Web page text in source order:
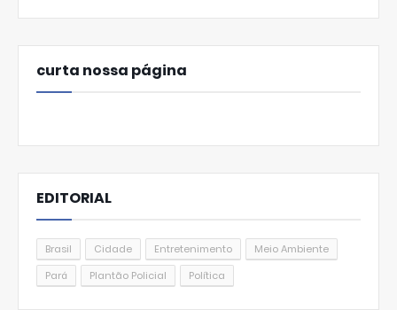
curta nossa página
EDITORIAL
Brasil Cidade Entretenimento
Meio Ambiente
Pará
Plantão Policial Política